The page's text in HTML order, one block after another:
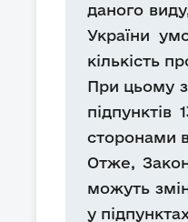
даного
України
кількість
При цьому
сторонами
Отже,
можуть
у